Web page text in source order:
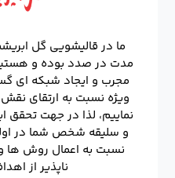
ما در قالیشویی گل
مدت در صدد بوده و
مجرب و ایجاد شبکه ای
ویژه نسبت به ارتقای
نماییم، لذا در جهت
و سلیقه شخص شما در
نسبت به اعمال روش ها
ناپذیر از